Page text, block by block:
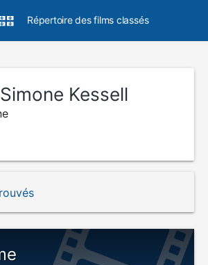
Répertoire des films classés
Simone Kessell